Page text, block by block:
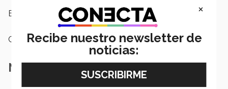
Etiquetas: arte y cultura, Música, Ensamble
Categoría: Arte y Cultura
Notas Relacionadas
×
Recibe nuestro newsletter de
noticias: